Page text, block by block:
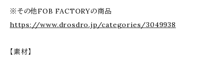
※その他FOB FACTORYの商品
https://www.drosdro.jp/categories/3049938
【素材】